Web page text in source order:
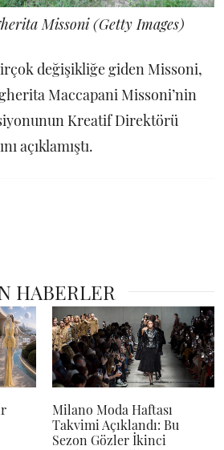
Missoni (Getty Images)
değişikliğe giden Missoni,
Maccapani Missoni’nin
Kreatif Direktörü
açıklamıştı.
HABERLER
Milano Moda Haftası
Takvimi Açıklandı: Bu
Sezon Gözler İkinci